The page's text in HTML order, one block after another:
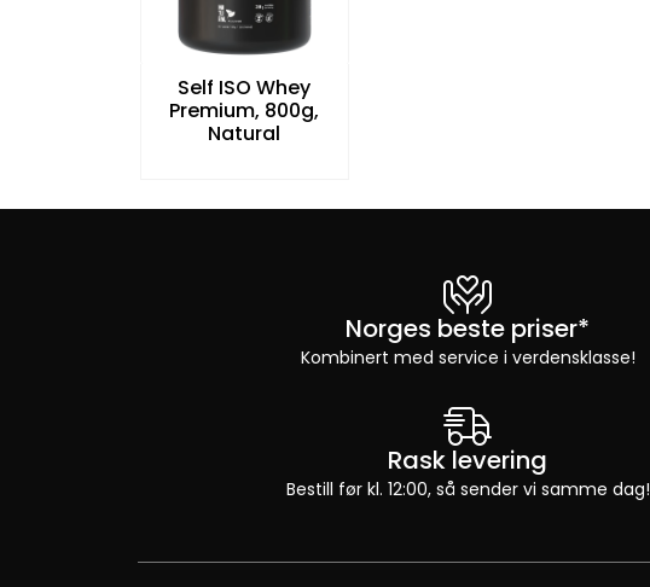
Self ISO Whey
Premium, 800g,
Natural
Norges beste priser*
Kombinert med service i verdensklasse!
Rask levering
Bestill før kl. 12:00, så sender vi samme dag!